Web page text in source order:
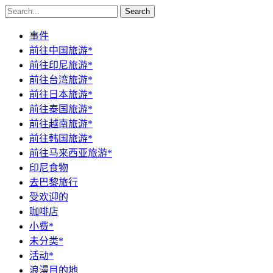
Search
事件
前往中国旅游*
前往印尼旅游*
前往台湾旅游*
前往日本旅游*
前往泰国旅游*
前往越南旅游*
前往韩国旅游*
前往马来西亚旅游*
印尼食物
去巴黎旅行
受欢迎的
咖啡店
小费*
未分类*
活动*
浪漫目的地